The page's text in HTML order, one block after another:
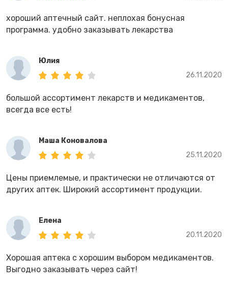
хороший аптечный сайт. неплохая бонусная
программа. удобно заказывать лекарства
Юлия
26.11.2020
большой ассортимент лекарств и медикаментов,
всегда все есть!
Маша Коновалова
25.11.2020
Цены приемлемые, и практически не отличаются от
других аптек. Широкий ассортимент продукции.
Елена
20.11.2020
Хорошая аптека с хорошим выбором медикаментов.
Выгодно заказывать через сайт!